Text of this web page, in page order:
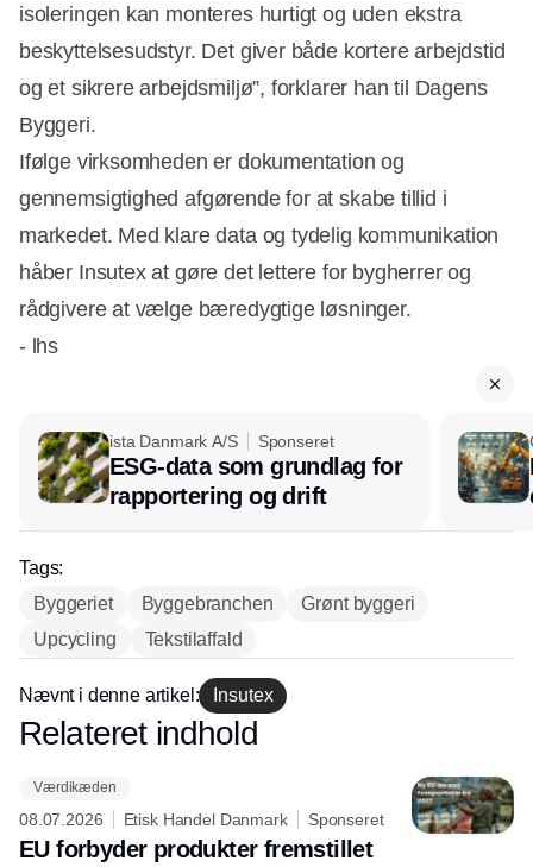
isoleringen kan monteres hurtigt og uden ekstra
beskyttelsesudstyr. Det giver både kortere arbejdstid
og et sikrere arbejdsmiljø”, forklarer han til Dagens
Byggeri.
Ifølge virksomheden er dokumentation og
gennemsigtighed afgørende for at skabe tillid i
markedet. Med klare data og tydelig kommunikation
håber Insutex at gøre det lettere for bygherrer og
rådgivere at vælge bæredygtige løsninger.
- lhs
ista Danmark A/S Sponseret
ESG-data som grundlag for
rapportering og drift
Tags:
Byggeriet
Byggebranchen
Grønt byggeri
Upcycling
Tekstilaffald
Nævnt i denne artikel: Insutex
Annonce
Relateret indhold
Værdikæden
08.07.2026 Etisk Handel Danmark Sponseret
EU forbyder produkter fremstillet